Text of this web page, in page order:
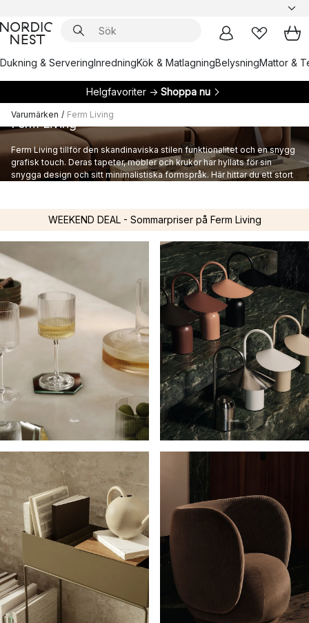
Dukning & ServeringInredningKök & MatlagningBelysningMattor &
Helgfavoriter → Shoppa nu
Varumärken / Ferm Living
Ferm Living
Ferm Living tillför den skandinaviska stilen funktionalitet och en snygg
grafisk touch. Deras tapeter, möbler och krukor har hyllats för sin
snygga design och sitt minimalistiska formspråk. Här hittar du ett stort
WEEKEND DEAL - Sommarpriser på Ferm Living
Ripple Arum